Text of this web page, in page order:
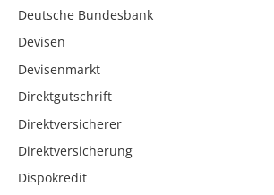
Deutsche Bundesbank
Devisen
Devisenmarkt
Direktgutschrift
Direktversicherer
Direktversicherung
Dispokredit